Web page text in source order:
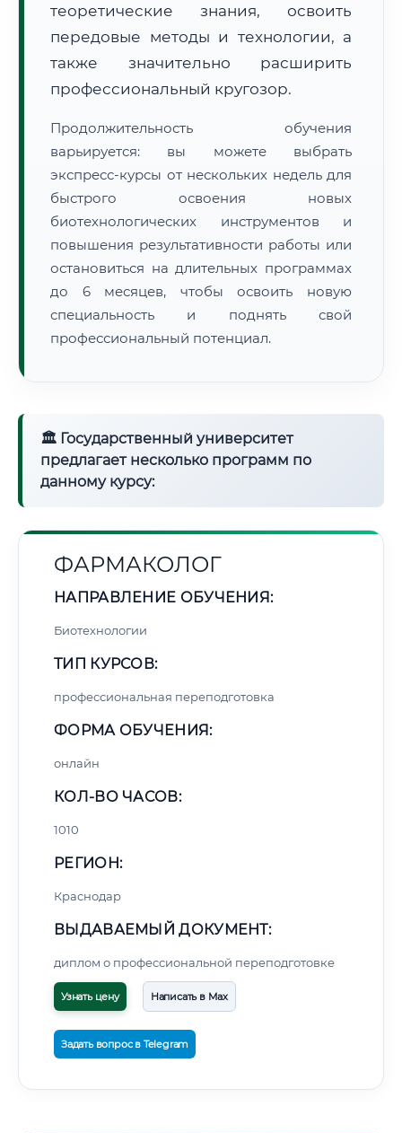
📜 Документы и аккредитация ФИС ФРДО
Нажмите на документ для увеличения и просмотра
теоретические знания, освоить
передовые методы и технологии, а
также значительно расширить
профессиональный кругозор.
Продолжительность обучения
варьируется: вы можете выбрать
экспресс-курсы от нескольких недель для
быстрого освоения новых
биотехнологических инструментов и
повышения результативности работы или
остановиться на длительных программах
до 6 месяцев, чтобы освоить новую
специальность и поднять свой
профессиональный потенциал.
🏛 Государственный университет
предлагает несколько программ по
данному курсу:
ФАРМАКОЛОГ
НАПРАВЛЕНИЕ ОБУЧЕНИЯ:
Биотехнологии
ТИП КУРСОВ:
профессиональная переподготовка
ФОРМА ОБУЧЕНИЯ:
онлайн
КОЛ-ВО ЧАСОВ:
1010
РЕГИОН:
Краснодар
ВЫДАВАЕМЫЙ ДОКУМЕНТ:
диплом о профессиональной переподготовке
Узнать цену Написать в Max
Задать вопрос в Telegram